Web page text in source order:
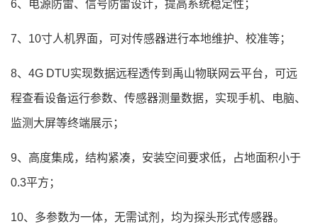
6、电源防雷、信号防雷设计，提高系统稳定性；
7、10寸人机界面，可对传感器进行本地维护、校准等；
8、4G DTU实现数据远程透传到禹山物联网云平台，可远
程查看设备运行参数、传感器测量数据，实现手机、电脑、
监测大屏等终端展示；
9、高度集成，结构紧凑，安装空间要求低，占地面积小于
0.3平方；
10、多参数为一体，无需试剂，均为探头形式传感器。